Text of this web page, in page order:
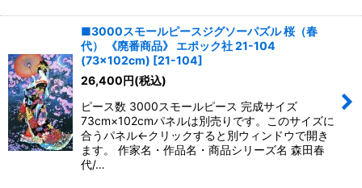
■3000スモールピースジグソーパズル 桜（春
代） 《廃番商品》 エポック社 21-104
(73×102cm) [21-104]
26,400円(税込)
ピース数 3000スモールピース 完成サイズ
73cm×102cmパネルは別売りです。このサイズに
合うパネル←クリックすると別ウィンドウで開き
ます。 作家名・作品名・商品シリーズ名 森田春
代/…